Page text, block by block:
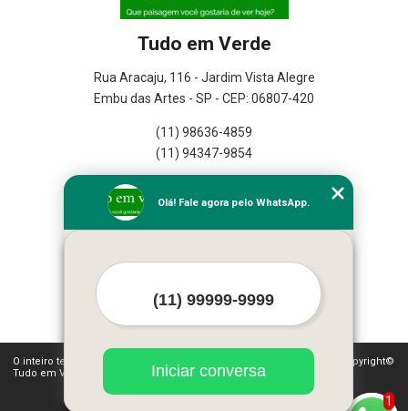
Tudo em Verde
Rua Aracaju, 116 - Jardim Vista Alegre
Embu das Artes - SP - CEP: 06807-420
(11) 98636-4859
(11) 94347-9854
Empresa
Missão
Mapa do site
Mais Serviços
O inteiro teor deste site está sujeito à proteção de direitos autorais. Copyright©
Tudo em Verde (Lei 9610 de 19/02/1998)
1
Olá! Fale agora pelo WhatsApp.
Iniciar conversa